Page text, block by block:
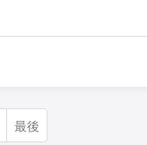
最後